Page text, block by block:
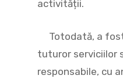
activității.
Totodată, a fost
tuturor serviciilor
responsabile, cu